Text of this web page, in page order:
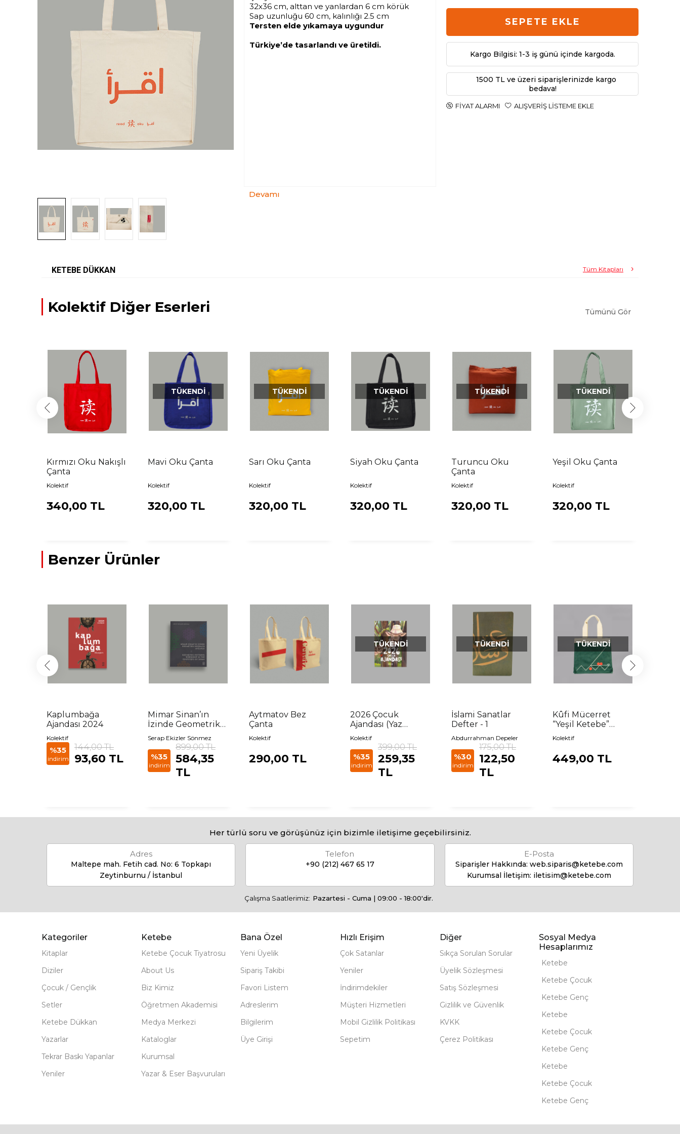
32x36 cm, alttan ve yanlardan 6 cm körük
Sap uzunluğu 60 cm, kalınlığı 2.5 cm
Tersten elde yıkamaya uygundur
Türkiye’de tasarlandı ve üretildi.
Devamı
SEPETE EKLE
Kargo Bilgisi: 1-3 iş günü içinde kargoda.
1500 TL ve üzeri siparişlerinizde kargo
bedava!
FIYAT ALARMI ALIŞVERIŞ LISTEME EKLE
KETEBE DÜKKAN Tüm Kitapları
Kolektif Diğer Eserleri Tümünü Gör
Kırmızı Oku Nakışlı
Çanta
Kolektif
340,00 TL
TÜKENDI
Mavi Oku Çanta
Kolektif
320,00 TL
TÜKENDI
Sarı Oku Çanta
Kolektif
320,00 TL
TÜKENDI
Siyah Oku Çanta
Kolektif
320,00 TL
TÜKENDI
Turuncu Oku
Çanta
Kolektif
320,00 TL
TÜKENDI
Yeşil Oku Çanta
Kolektif
320,00 TL
Benzer Ürünler
Kaplumbağa
Ajandası 2024
Kolektif
%35
indirim
144,00 TL
93,60 TL
Mimar Sinan’ın
İzinde Geometrik
Desenler Atölyesi
Serap Ekizler Sönmez
%35
indirim
899,00 TL
584,35
TL
Aytmatov Bez
Çanta
Kolektif
290,00 TL
TÜKENDI
2026 Çocuk
Ajandası (Yaz
Temalı)
Kolektif
%35
indirim
399,00 TL
259,35
TL
TÜKENDI
İslami Sanatlar
Defter - 1
Abdurrahman Depeler
%30
indirim
175,00 TL
122,50
TL
TÜKENDI
Kûfi Mücerret
“Yeşil Ketebe”
Çanta
Kolektif
449,00 TL
Her türlü soru ve görüşünüz için bizimle iletişime geçebilirsiniz.
Adres
Maltepe mah. Fetih cad. No: 6 Topkapı
Zeytinburnu / İstanbul
Telefon
+90 (212) 467 65 17
E-Posta
Siparişler Hakkında: web.siparis@ketebe.com
Kurumsal İletişim: iletisim@ketebe.com
Çalışma Saatlerimiz: Pazartesi - Cuma | 09:00 - 18:00'dir.
Kategoriler
Kitaplar
Diziler
Çocuk / Gençlik
Setler
Ketebe Dükkan
Yazarlar
Tekrar Baskı Yapanlar
Yeniler
Ketebe
Ketebe Çocuk Tiyatrosu
About Us
Biz Kimiz
Öğretmen Akademisi
Medya Merkezi
Kataloglar
Kurumsal
Yazar & Eser Başvuruları
Bana Özel
Yeni Üyelik
Sipariş Takibi
Favori Listem
Adreslerim
Bilgilerim
Üye Girişi
Hızlı Erişim
Çok Satanlar
Yeniler
İndirimdekiler
Müşteri Hizmetleri
Mobil Gizlilik Politikası
Sepetim
Diğer
Sıkça Sorulan Sorular
Üyelik Sözleşmesi
Satış Sözleşmesi
Gizlilik ve Güvenlik
KVKK
Çerez Politikası
Sosyal Medya
Hesaplarımız
Ketebe
Ketebe Çocuk
Ketebe Genç
Ketebe
Ketebe Çocuk
Ketebe Genç
Ketebe
Ketebe Çocuk
Ketebe Genç